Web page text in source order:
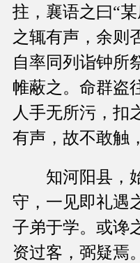
拄，襄语之曰“
之辄有声，余则
自率同列诣钟所
帷蔽之。命群盗
人手无所污，扣
有声，故不敢触
知河阳县，始
守，一见即礼遇
子弟于学。或谗
资过客，弼疑焉